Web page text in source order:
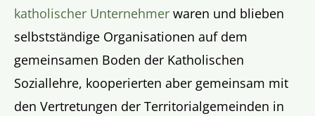
katholischer Unternehmer waren und blieben
selbstständige Organisationen auf dem
gemeinsamen Boden der Katholischen
Soziallehre, kooperierten aber gemeinsam mit
den Vertretungen der Territorialgemeinden in